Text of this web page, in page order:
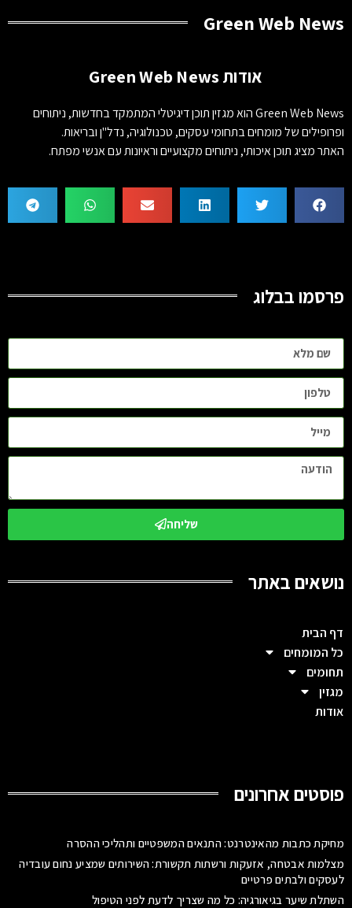
Green Web News
אודות Green Web News
Green Web News הוא מגזין תוכן דיגיטלי המתמקד בחדשות, ניתוחים
ופרופילים של מומחים בתחומי עסקים, טכנולוגיה, נדל"ן ובריאות.
האתר מציג תוכן איכותי, ניתוחים מקצועיים וראיונות עם אנשי מפתח.
פרסמו בבלוג
שליחה
נושאים באתר
דף הבית
כל המומחים
תחומים
מגזין
אודות
פוסטים אחרונים
מחיקת כתבות מהאינטרנט: התנאים המשפטיים ותהליכי ההסרה
מצלמות אבטחה, אזעקות ורשתות תקשורת: השירותים שמציע נחום עובדיה
לעסקים ולבתים פרטיים
השתלת שיער בגיאורגיה: כל מה שצריך לדעת לפני הטיפול